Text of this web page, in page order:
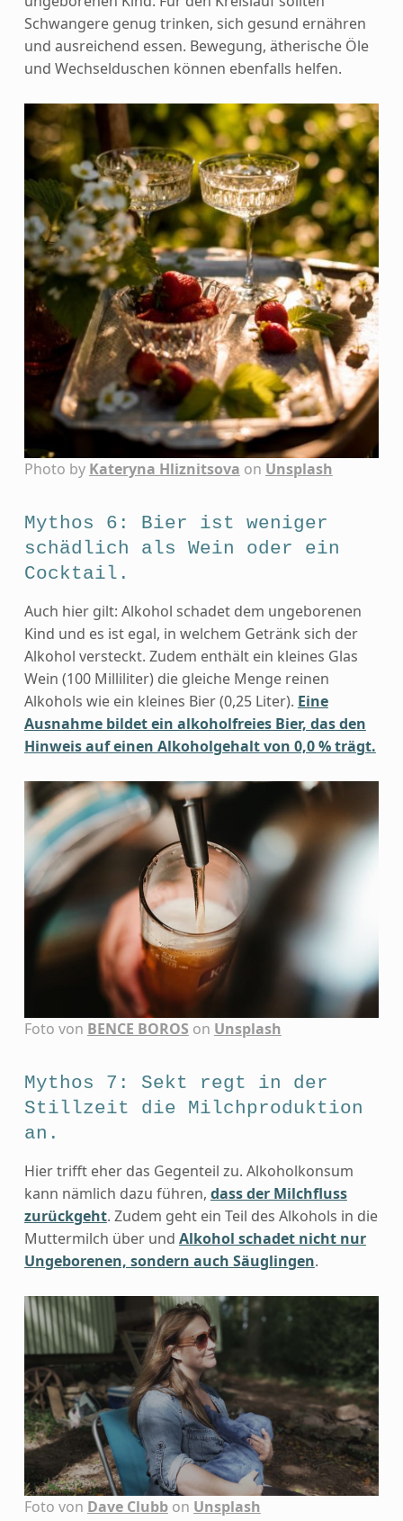
Schwangere genug trinken, sich gesund ernähren
und ausreichend essen. Bewegung, ätherische Öle
und Wechselduschen können ebenfalls helfen.
Photo by Kateryna Hliznitsova on Unsplash
Mythos 6: Bier ist weniger
schädlich als Wein oder ein
Cocktail.
Auch hier gilt: Alkohol schadet dem ungeborenen
Kind und es ist egal, in welchem Getränk sich der
Alkohol versteckt. Zudem enthält ein kleines Glas
Wein (100 Milliliter) die gleiche Menge reinen
Alkohols wie ein kleines Bier (0,25 Liter). Eine
Ausnahme bildet ein alkoholfreies Bier, das den
Hinweis auf einen Alkoholgehalt von 0,0 % trägt.
Foto von BENCE BOROS on Unsplash
Mythos 7: Sekt regt in der
Stillzeit die Milchproduktion
an.
Hier trifft eher das Gegenteil zu. Alkoholkonsum
kann nämlich dazu führen, dass der Milchfluss
zurückgeht. Zudem geht ein Teil des Alkohols in die
Muttermilch über und Alkohol schadet nicht nur
Ungeborenen, sondern auch Säuglingen.
Foto von Dave Clubbon Unsplash